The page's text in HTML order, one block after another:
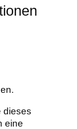
dieses
eine